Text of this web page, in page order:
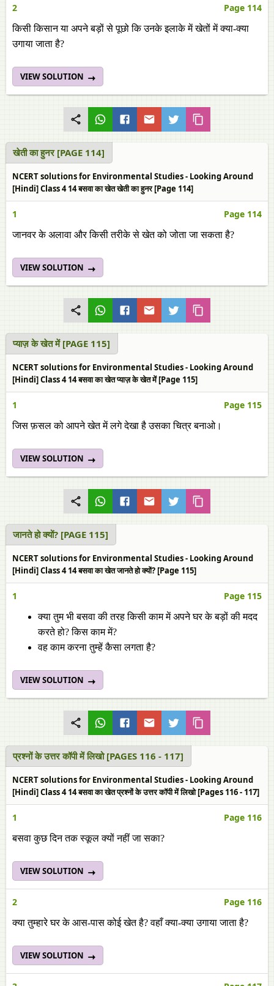
2 Page 114
किसी किसान या अपने बड़ों से पूछो कि उनके इलाके में खेतों में क्या-क्या
उगाया जाता है?
VIEW SOLUTION
खेती का हुनर [PAGE 114]
NCERT solutions for Environmental Studies - Looking Around
[Hindi] Class 4 14 बसवा का खेत खेती का हुनर [Page 114]
1 Page 114
जानवर के अलावा और किसी तरीके से खेत को जोता जा सकता है?
VIEW SOLUTION
प्याज़ के खेत में [PAGE 115]
NCERT solutions for Environmental Studies - Looking Around
[Hindi] Class 4 14 बसवा का खेत प्याज़ के खेत में [Page 115]
1 Page 115
जिस फ़सल को आपने खेत में लगे देखा है उसका चित्र बनाओ।
VIEW SOLUTION
जानते हो क्यों? [PAGE 115]
NCERT solutions for Environmental Studies - Looking Around
[Hindi] Class 4 14 बसवा का खेत जानते हो क्यों? [Page 115]
1 Page 115
क्या तुम भी बसवा की तरह किसी काम में अपने घर के बड़ों की मदद
करते हो? किस काम में?
वह काम करना तुम्हें कैसा लगता है?
VIEW SOLUTION
प्रश्नों के उत्तर कॉपी में लिखो [PAGES 116 - 117]
NCERT solutions for Environmental Studies - Looking Around
[Hindi] Class 4 14 बसवा का खेत प्रश्नों के उत्तर कॉपी में लिखो [Pages 116 - 117]
1 Page 116
बसवा कुछ दिन तक स्कूल क्यों नहीं जा सका?
VIEW SOLUTION
2 Page 116
क्या तुम्हारे घर के आस-पास कोई खेत है? वहाँ क्या-क्या उगाया जाता है?
VIEW SOLUTION